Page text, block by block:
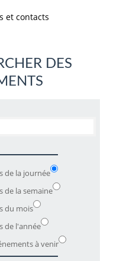
et contacts
DES
de la journée
de la semaine
du mois
de l'année
à venir